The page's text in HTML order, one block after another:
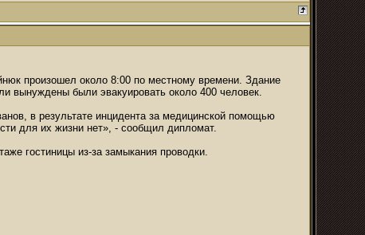
произошел около 8:00 по местному времени. Здание
вынуждены были эвакуировать около 400 человек.
в результате инцидента за медицинской помощью
для их жизни нет», - сообщил дипломат.
гостиницы из-за замыкания проводки.